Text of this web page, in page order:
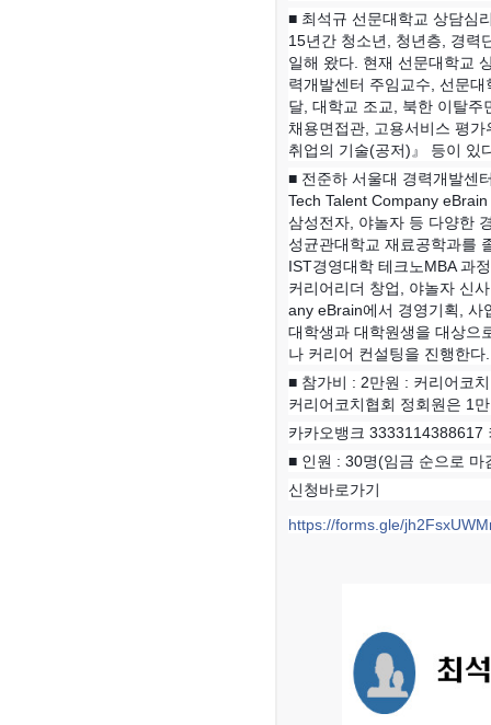
■ 최석규 선문대학교 상담심
15년간 청소년, 청년층, 경력
일해 왔다. 현재 선문대학교
력개발센터 주임교수, 선문
달, 대학교 조교, 북한 이탈
채용면접관, 고용서비스 평
취업의 기술(공저)』 등이 있
■ 전준하 서울대 경력개발센
Tech Talent Company
삼성전자, 야놀자 등 다양한
성균관대학교 재료공학과를
IST경영대학 테크노MBA 과
커리어리더 창업, 야놀자 신
any eBrain에서 경영기획, 사
대학생과 대학원생을 대상으
나 커리어 컨설팅을 진행한
■ 참가비 : 2만원 : 커리어코
커리어코치협회 정회원은 1
카카오뱅크 3333114388617
■ 인원 : 30명(임금 순으로 마
신청바로가기
https://forms.gle/